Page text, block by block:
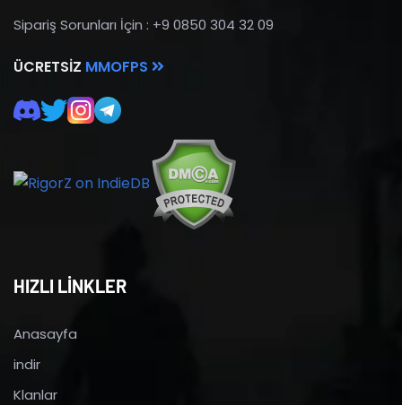
Sipariş Sorunları İçin : +9 0850 304 32 09
ÜCRETSIZ MMOFPS
HIZLI LİNKLER
Anasayfa
indir
Klanlar